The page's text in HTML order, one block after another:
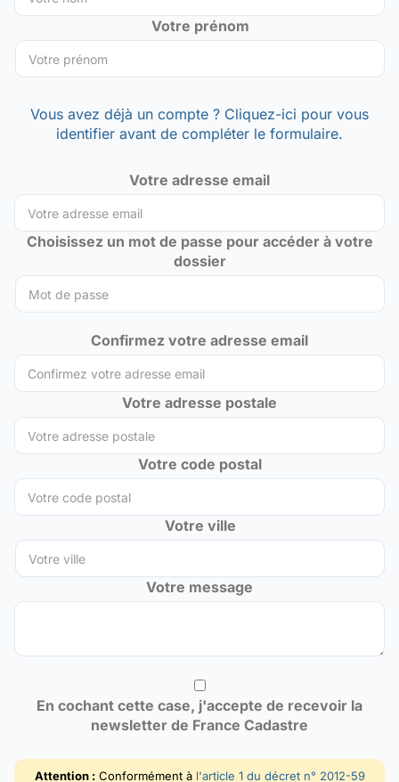
Votre prénom
Vous avez déjà un compte ? Cliquez-ici pour vous
identifier avant de compléter le formulaire.
Votre adresse email
Choisissez un mot de passe pour accéder à votre
dossier
Confirmez votre adresse email
Votre adresse postale
Votre code postal
Votre ville
Votre message
En cochant cette case, j'accepte de recevoir la
newsletter de France Cadastre
Attention :Conformément à l'article 1 du décret n° 2012-59